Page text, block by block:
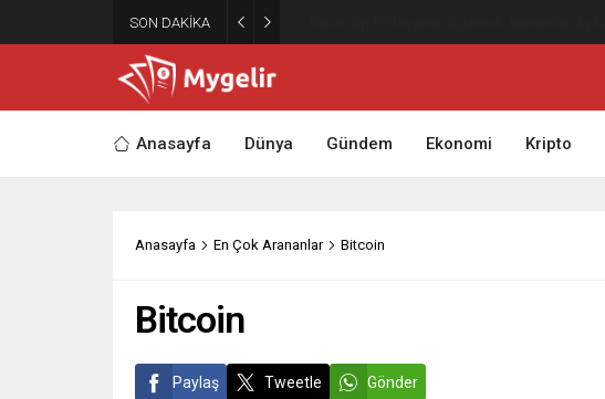
SON DAKİKA
Anasayfa Dünya Gündem Ekonomi Kripto
Anasayfa En Çok Arananlar Bitcoin
Bitcoin
Paylaş Tweetle Gönder